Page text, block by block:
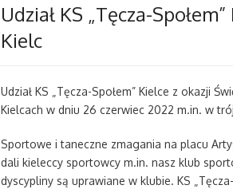
Udział KS „Tęcza-
Kielc
Udział KS „Tęcza-Społem” Kielce z okazji
Kielcach w dniu 26 czerwiec 2022 m.in. w
Sportowe i taneczne zmagania na placu
dali kieleccy sportowcy m.in. nasz klub
dyscypliny są uprawiane w klubie. KS